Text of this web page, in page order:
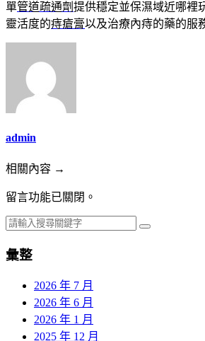
單管道疏通劑提供穩定並保濕域近哪裡
靈活度的痔瘡膏以及治療內痔的藥的服
admin
相關內容 →
留言功能已關閉。
彙整
2026 年 7 月
2026 年 6 月
2026 年 1 月
2025 年 12 月